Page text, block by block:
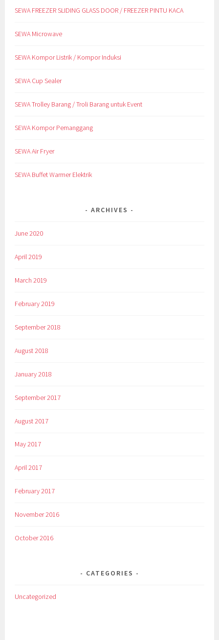
SEWA FREEZER SLIDING GLASS DOOR / FREEZER PINTU KACA
SEWA Microwave
SEWA Kompor Listrik / Kompor Induksi
SEWA Cup Sealer
SEWA Trolley Barang / Troli Barang untuk Event
SEWA Kompor Pemanggang
SEWA Air Fryer
SEWA Buffet Warmer Elektrik
ARCHIVES
June 2020
April 2019
March 2019
February 2019
September 2018
August 2018
January 2018
September 2017
August 2017
May 2017
April 2017
February 2017
November 2016
October 2016
CATEGORIES
Uncategorized